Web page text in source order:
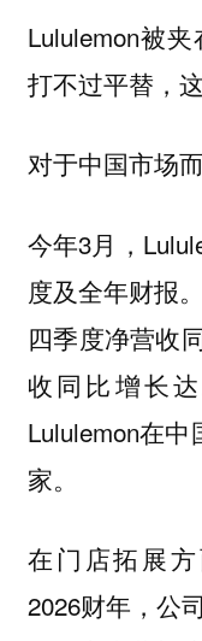
Lululemon被
打不过平替，
对于中国市场
今年3月，
度及全年财报
四季度净营收
收同比增长
Lululemon在
家。
在门店拓展方
2026财年，公